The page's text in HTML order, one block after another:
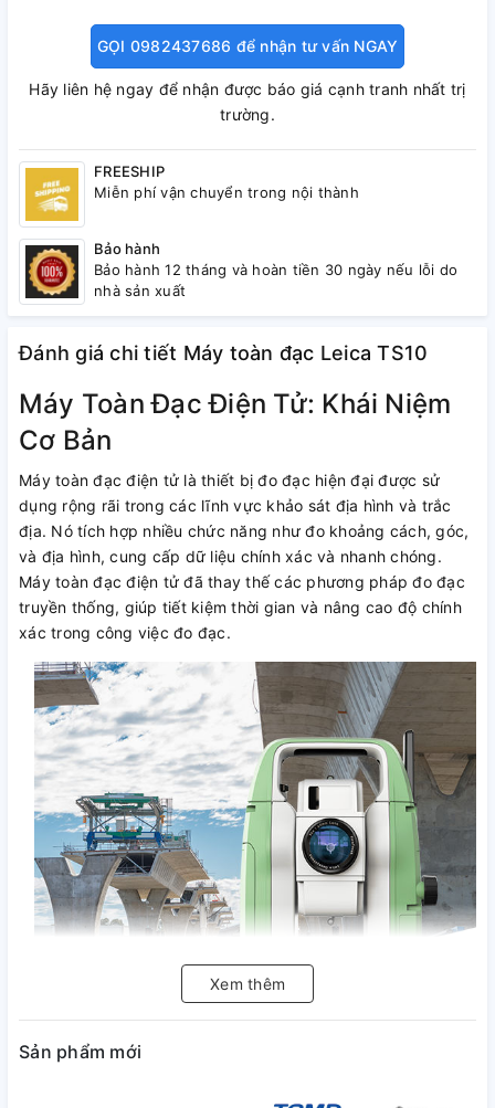
GỌI 0982437686 để nhận tư vấn NGAY
Hãy liên hệ ngay để nhận được báo giá cạnh tranh nhất trị
trường.
FREESHIP
Miễn phí vận chuyển trong nội thành
Bảo hành
Bảo hành 12 tháng và hoàn tiền 30 ngày nếu lỗi do
nhà sản xuất
Đánh giá chi tiết Máy toàn đạc Leica TS10
Máy Toàn Đạc Điện Tử: Khái Niệm
Cơ Bản
Máy toàn đạc điện tử là thiết bị đo đạc hiện đại được sử
dụng rộng rãi trong các lĩnh vực khảo sát địa hình và trắc
địa. Nó tích hợp nhiều chức năng như đo khoảng cách, góc,
và địa hình, cung cấp dữ liệu chính xác và nhanh chóng.
Máy toàn đạc điện tử đã thay thế các phương pháp đo đạc
truyền thống, giúp tiết kiệm thời gian và nâng cao độ chính
xác trong công việc đo đạc.
Xem thêm
Sản phẩm mới